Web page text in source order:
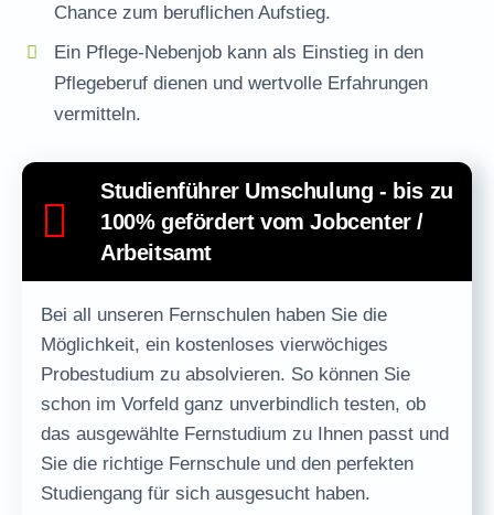
Chance zum beruflichen Aufstieg.
Ein Pflege-Nebenjob kann als Einstieg in den
Pflegeberuf dienen und wertvolle Erfahrungen
vermitteln.
Studienführer Umschulung - bis zu
100% gefördert vom Jobcenter /
Arbeitsamt
Bei all unseren Fernschulen haben Sie die
Möglichkeit, ein kostenloses vierwöchiges
Probestudium zu absolvieren. So können Sie
schon im Vorfeld ganz unverbindlich testen, ob
das ausgewählte Fernstudium zu Ihnen passt und
Sie die richtige Fernschule und den perfekten
Studiengang für sich ausgesucht haben.